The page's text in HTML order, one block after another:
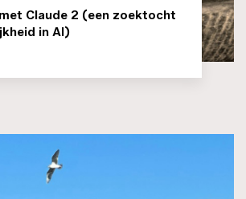
Claude 2 (een zoektocht
in AI)